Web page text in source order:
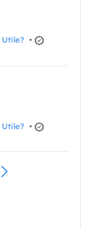
Utile? •
Utile? •